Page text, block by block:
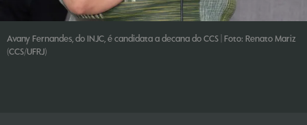
Avany Fernandes, do INJC, é candidata a decana do CCS | Foto: Renato Mariz
(CCS/UFRJ)